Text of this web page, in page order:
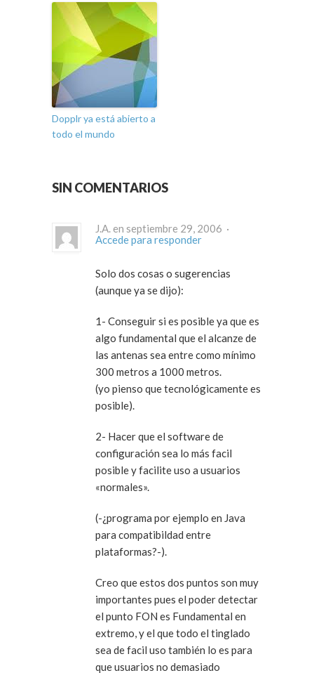
Dopplr ya está abierto a
todo el mundo
SIN COMENTARIOS
J.A. en septiembre 29, 2006 ·
Accede para responder
Solo dos cosas o sugerencias
(aunque ya se dijo):
1- Conseguir si es posible ya que es
algo fundamental que el alcanze de
las antenas sea entre como mínimo
300 metros a 1000 metros.
(yo pienso que tecnológicamente es
posible).
2- Hacer que el software de
configuración sea lo más facil
posible y facilite uso a usuarios
«normales».
(-¿programa por ejemplo en Java
para compatibildad entre
plataformas?-).
Creo que estos dos puntos son muy
importantes pues el poder detectar
el punto FON es Fundamental en
extremo, y el que todo el tinglado
sea de facil uso también lo es para
que usuarios no demasiado